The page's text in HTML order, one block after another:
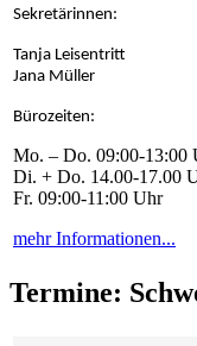
Sekretärinnen:
Tanja Leisentritt
Jana Müller
Bürozeiten:
Mo. – Do. 09:00-13:00
Di. + Do. 14.00-17.00
Fr. 09:00-11:00 Uhr
mehr Informationen...
Termine: